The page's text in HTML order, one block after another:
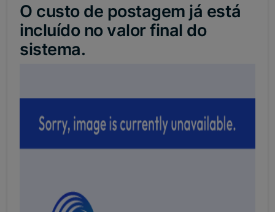
O custo de postagem já está
incluído no valor final do
sistema.